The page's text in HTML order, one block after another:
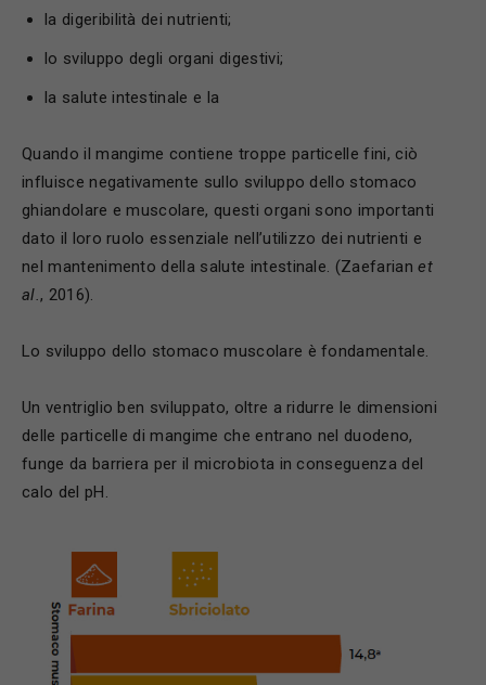
la digeribilità dei nutrienti;
lo sviluppo degli organi digestivi;
la salute intestinale e la
Quando il mangime contiene troppe particelle fini, ciò
influisce negativamente sullo sviluppo dello stomaco
ghiandolare e muscolare, questi organi sono importanti
dato il loro ruolo essenziale nell’utilizzo dei nutrienti e
nel mantenimento della salute intestinale. (Zaefarianet
al., 2016).
Lo sviluppo dello stomaco muscolare è fondamentale.
Un ventriglio ben sviluppato, oltre a ridurre le dimensioni
delle particelle di mangime che entrano nel duodeno,
funge da barriera per il microbiota in conseguenza del
calo del pH.